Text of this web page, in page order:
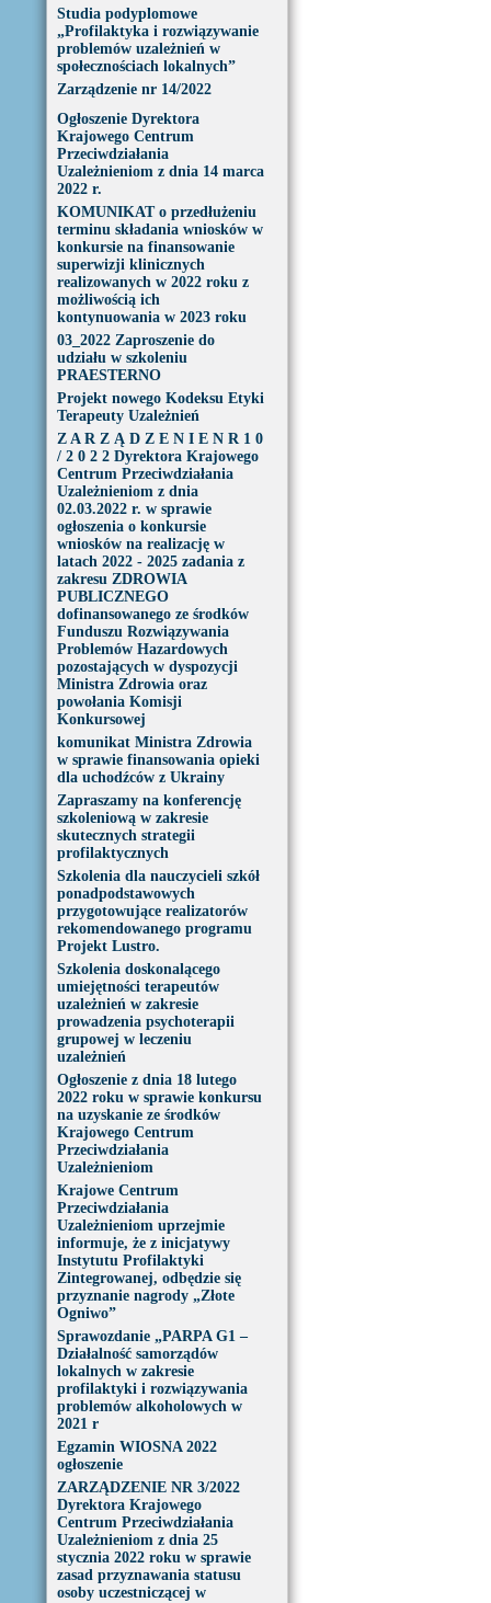
Studia podyplomowe
„Profilaktyka i rozwiązywanie
problemów uzależnień w
społecznościach lokalnych”
Zarządzenie nr 14/2022
Ogłoszenie Dyrektora
Krajowego Centrum
Przeciwdziałania
Uzależnieniom z dnia 14 marca
2022 r.
KOMUNIKAT o przedłużeniu
terminu składania wniosków w
konkursie na finansowanie
superwizji klinicznych
realizowanych w 2022 roku z
możliwością ich
kontynuowania w 2023 roku
03_2022 Zaproszenie do
udziału w szkoleniu
PRAESTERNO
Projekt nowego Kodeksu Etyki
Terapeuty Uzależnień
Z A R Z Ą D Z E N I E N R 1 0
/ 2 0 2 2 Dyrektora Krajowego
Centrum Przeciwdziałania
Uzależnieniom z dnia
02.03.2022 r. w sprawie
ogłoszenia o konkursie
wniosków na realizację w
latach 2022 - 2025 zadania z
zakresu ZDROWIA
PUBLICZNEGO
dofinansowanego ze środków
Funduszu Rozwiązywania
Problemów Hazardowych
pozostających w dyspozycji
Ministra Zdrowia oraz
powołania Komisji
Konkursowej
komunikat Ministra Zdrowia
w sprawie finansowania opieki
dla uchodźców z Ukrainy
Zapraszamy na konferencję
szkoleniową w zakresie
skutecznych strategii
profilaktycznych
Szkolenia dla nauczycieli szkół
ponadpodstawowych
przygotowujące realizatorów
rekomendowanego programu
Projekt Lustro.
Szkolenia doskonalącego
umiejętności terapeutów
uzależnień w zakresie
prowadzenia psychoterapii
grupowej w leczeniu
uzależnień
Ogłoszenie z dnia 18 lutego
2022 roku w sprawie konkursu
na uzyskanie ze środków
Krajowego Centrum
Przeciwdziałania
Uzależnieniom
Krajowe Centrum
Przeciwdziałania
Uzależnieniom uprzejmie
informuje, że z inicjatywy
Instytutu Profilaktyki
Zintegrowanej, odbędzie się
przyznanie nagrody „Złote
Ogniwo”
Sprawozdanie „PARPA G1 –
Działalność samorządów
lokalnych w zakresie
profilaktyki i rozwiązywania
problemów alkoholowych w
2021 r
Egzamin WIOSNA 2022
ogłoszenie
ZARZĄDZENIE NR 3/2022
Dyrektora Krajowego
Centrum Przeciwdziałania
Uzależnieniom z dnia 25
stycznia 2022 roku w sprawie
zasad przyznawania statusu
osoby uczestniczącej w